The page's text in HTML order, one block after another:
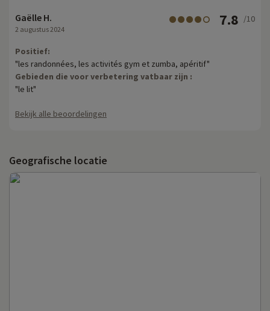
Gaëlle H.
2 augustus 2024
7.8 /10
Positief:
"les randonnées, les activités gym et zumba, apéritif"
Gebieden die voor verbetering vatbaar zijn :
"le lit"
Bekijk alle beoordelingen
Geografische locatie